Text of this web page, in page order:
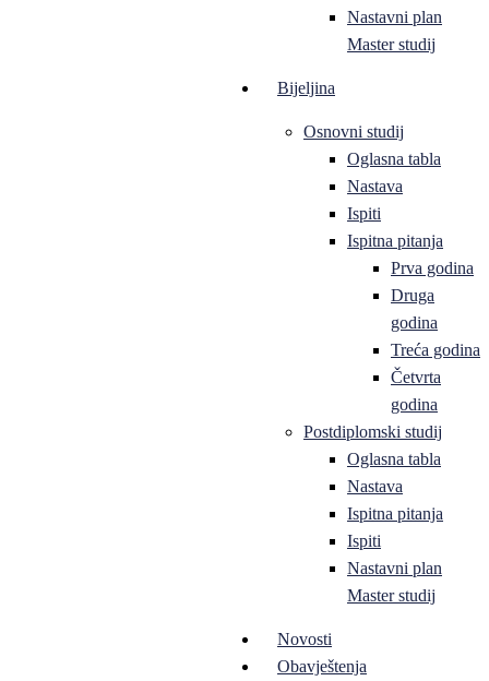
Nastavni plan
Master studij
Bijeljina
Osnovni studij
Oglasna tabla
Nastava
Ispiti
Ispitna pitanja
Prva godina
Druga
godina
Treća godina
Četvrta
godina
Postdiplomski studij
Oglasna tabla
Nastava
Ispitna pitanja
Ispiti
Nastavni plan
Master studij
Novosti
Obavještenja